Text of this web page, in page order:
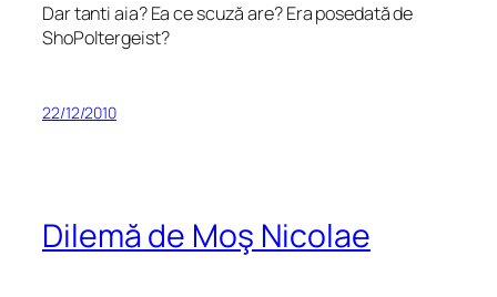
Dar tanti aia? Ea ce scuză are? Era posedată de
ShoPoltergeist?
22/12/2010
Dilemă de Moş Nicolae